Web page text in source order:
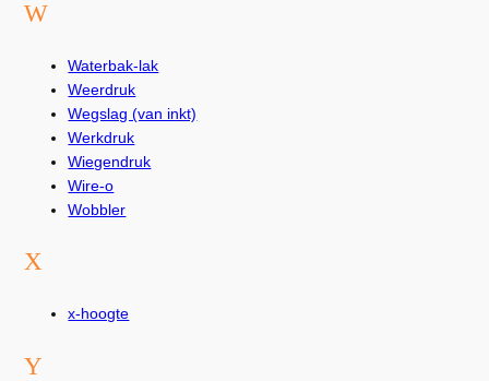
W
Waterbak-lak
Weerdruk
Wegslag (van inkt)
Werkdruk
Wiegendruk
Wire-o
Wobbler
X
x-hoogte
Y